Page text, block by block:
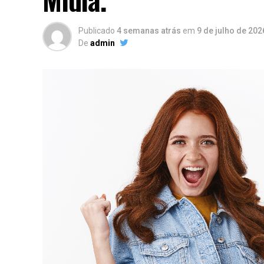
Publicado 4 semanas atrás em 9 de julho de
De admin